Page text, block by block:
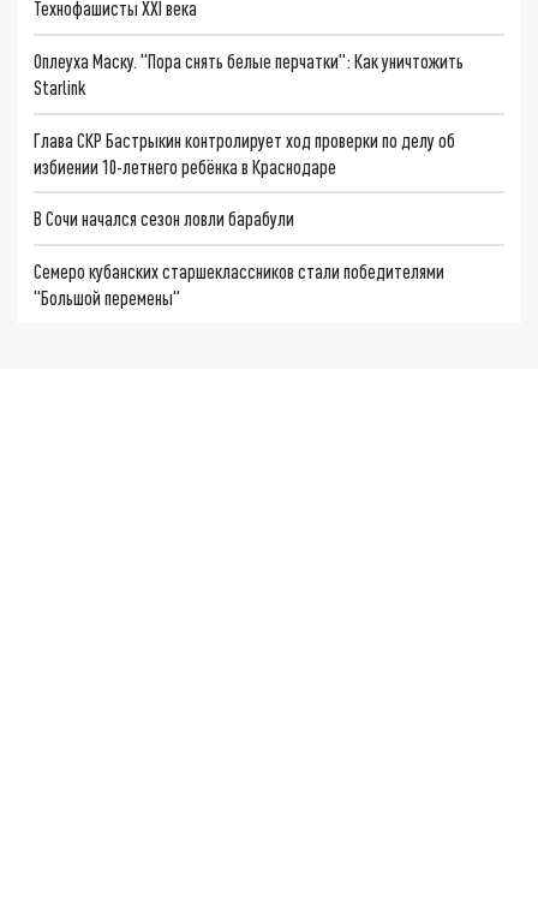
Технофашисты XXI века
Оплеуха Маску. "Пора снять белые перчатки": Как уничтожить
Starlink
Глава СКР Бастрыкин контролирует ход проверки по делу об
избиении 10-летнего ребёнка в Краснодаре
В Сочи начался сезон ловли барабули
Семеро кубанских старшеклассников стали победителями
"Большой перемены"